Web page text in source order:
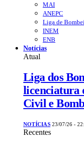
MAI
ANEPC
Liga de
INEM
ENB
Notícias
Atual
Liga dos
licenciatura
Civil e
NOTÍCIAS 23/07/26 -
Recentes